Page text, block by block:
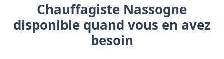
Chauffagiste Nassogne
disponible quand vous en avez
besoin